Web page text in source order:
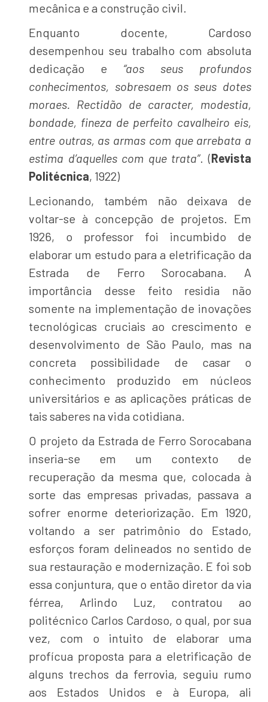
mecânica e a construção civil.
Enquanto docente, Cardoso
desempenhou seu trabalho com absoluta
dedicação e “aos seus profundos
conhecimentos, sobresaem os seus dotes
moraes. Rectidão de caracter, modestia,
bondade, fineza de perfeito cavalheiro eis,
entre outras, as armas com que arrebata a
estima d’aquelles com que trata”. (Revista
Politécnica, 1922)
Lecionando, também não deixava de
voltar-se à concepção de projetos. Em
1926, o professor foi incumbido de
elaborar um estudo para a eletrificação da
Estrada de Ferro Sorocabana. A
importância desse feito residia não
somente na implementação de inovações
tecnológicas cruciais ao crescimento e
desenvolvimento de São Paulo, mas na
concreta possibilidade de casar o
conhecimento produzido em núcleos
universitários e as aplicações práticas de
tais saberes na vida cotidiana.
O projeto da Estrada de Ferro Sorocabana
inseria-se em um contexto de
recuperação da mesma que, colocada à
sorte das empresas privadas, passava a
sofrer enorme deteriorização. Em 1920,
voltando a ser patrimônio do Estado,
esforços foram delineados no sentido de
sua restauração e modernização. E foi sob
essa conjuntura, que o então diretor da via
férrea, Arlindo Luz, contratou ao
politécnico Carlos Cardoso, o qual, por sua
vez, com o intuito de elaborar uma
profícua proposta para a eletrificação de
alguns trechos da ferrovia, seguiu rumo
aos Estados Unidos e à Europa, ali